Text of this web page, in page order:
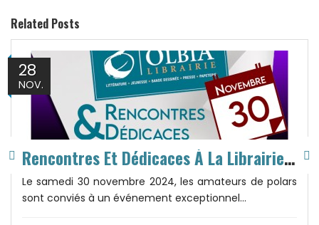
Related Posts
28
NOV.
Rencontres Et Dédicaces À La Librairie
Le samedi 30 novembre 2024, les amateurs de polars
sont conviés à un événement exceptionnel...